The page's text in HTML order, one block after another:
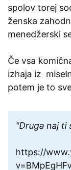
spolov torej
ženska
menedžerski
Če vsa
izhaja iz
potem je to
"Druga naj ti
https://